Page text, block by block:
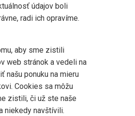
údajov boli
radi ich opravíme.
aby sme zistili
web stránok a vedeli na
našu ponuku na mieru
Cookies sa môžu
zistili, či už ste naše
niekedy navštívili.